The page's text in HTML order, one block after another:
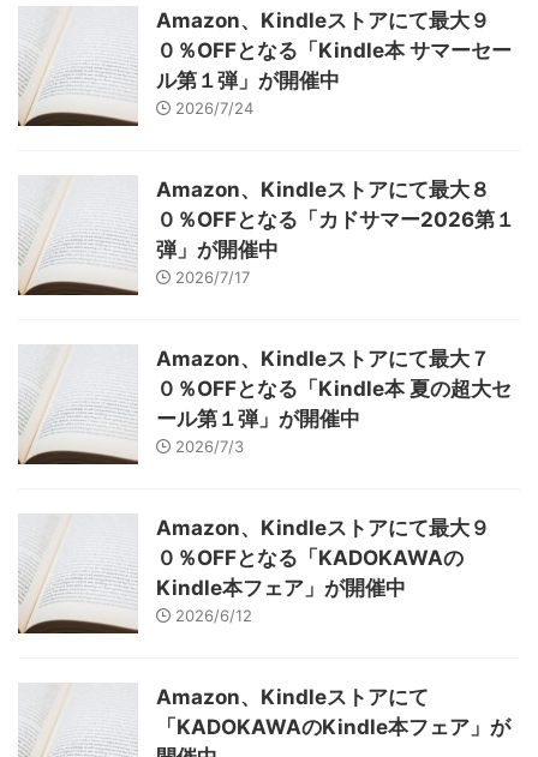
Amazon、Kindleストアにて最大９
０％OFFとなる「Kindle本 サマーセー
ル第１弾」が開催中
2026/7/24
Amazon、Kindleストアにて最大８
０％OFFとなる「カドサマー2026第１
弾」が開催中
2026/7/17
Amazon、Kindleストアにて最大７
０％OFFとなる「Kindle本 夏の超大セ
ール第１弾」が開催中
2026/7/3
Amazon、Kindleストアにて最大９
０％OFFとなる「KADOKAWAの
Kindle本フェア」が開催中
2026/6/12
Amazon、Kindleストアにて
「KADOKAWAのKindle本フェア」が